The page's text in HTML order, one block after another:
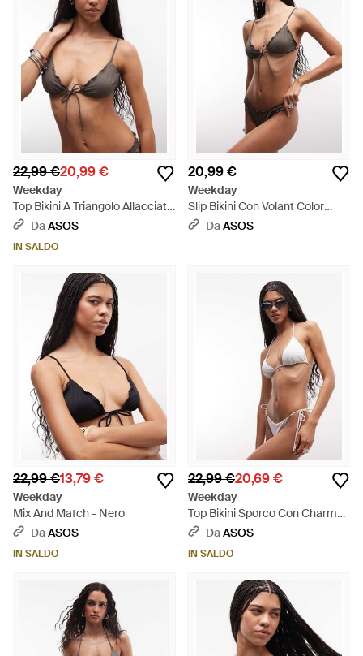
22,99 €20,99 €
Weekday
Top Bikini A Triangolo Allacciato
Sul Davanti Con Volant Color
DaASOS
IN SALDO
20,99 €
Weekday
Slip Bikini Con Volant Color
Tortora Scuro - Marrone
DaASOS
22,99 €13,79 €
Weekday
Mix And Match - Nero
DaASOS
IN SALDO
22,99 €20,69 €
Weekday
Top Bikini Sporco Con Charm
Allacciato - Marrone
DaASOS
IN SALDO